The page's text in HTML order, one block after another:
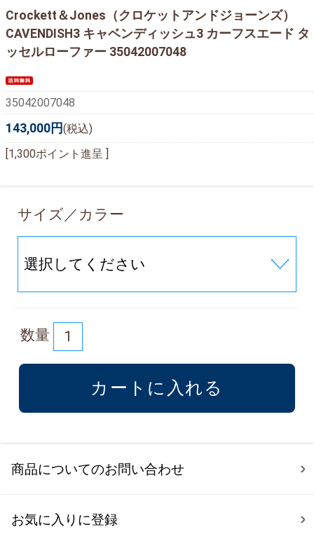
Crockett＆Jones（クロケットアンドジョーンズ）
CAVENDISH3 キャベンディッシュ3 カーフスエード タ
ッセルローファー 35042007048
35042007048
143,000円(税込)
[1,300ポイント進呈 ]
サイズ／カラー
数量
商品についてのお問い合わせ
お気に入りに登録